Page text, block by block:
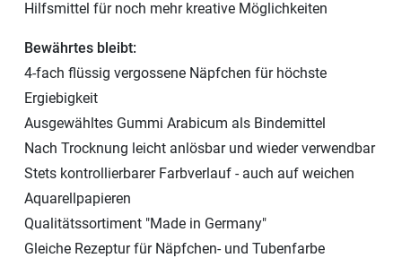
Hilfsmittel für noch mehr kreative Möglichkeiten
Bewährtes bleibt:
4-fach flüssig vergossene Näpfchen für höchste
Ergiebigkeit
Ausgewähltes Gummi Arabicum als Bindemittel
Nach Trocknung leicht anlösbar und wieder verwendbar
Stets kontrollierbarer Farbverlauf - auch auf weichen
Aquarellpapieren
Qualitätssortiment "Made in Germany"
Gleiche Rezeptur für Näpfchen- und Tubenfarbe